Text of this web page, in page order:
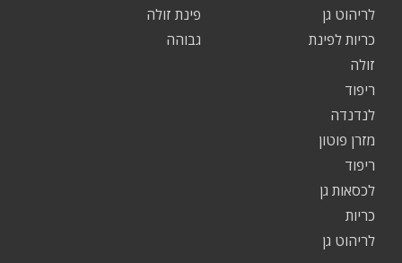
פינת זולה
גבוהה
לריהוט גן
כריות לפינת
זולה
ריפוד
לנדנדה
מזרן פוטון
ריפוד
לכסאות גן
כריות
לריהוט גן